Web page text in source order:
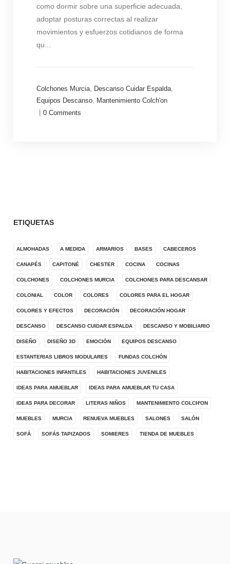
como dormir sobre una superficie adecuada,
adoptar posturas correctas al realizar
movimientos y esfuerzos cotidianos de forma
qu...
Colchones Murcia Descanso Cuidar Espalda
Equipos Descanso
Mantenimiento Colch'on
0 Comments
ETIQUETAS
ALMOHADAS A MEDIDA ARMARIOS BASES CABECEROS
CANAPÉS CAPITONÉ CHESTER COCINA COCINAS
COLCHONES COLCHONES MURCIA COLCHONES PARA DESCANSAR
COLONIAL COLOR COLORES COLORES PARA EL HOGAR
COLORES Y EFECTOS DECORACIÓN DECORACIÓN HOGAR
DESCANSO DESCANSO CUIDAR ESPALDA DESCANSO Y MOBILIARIO
DISEÑO DISEÑO 3D EMOCIÓN EQUIPOS DESCANSO
ESTANTERIAS LIBROS MODULARES FUNDAS COLCHÓN
HABITACIONES INFANTILES HABITACIONES JUVENILES
IDEAS PARA AMUEBLAR IDEAS PARA AMUEBLAR TU CASA
IDEAS PARA DECORAR LITERAS NIÑOS MANTENIMIENTO COLCH'ON
MUEBLES MURCIA RENUEVA MUEBLES SALONES SALÓN
SOFÁ SOFÁS TAPIZADOS SOMIERES TIENDA DE MUEBLES